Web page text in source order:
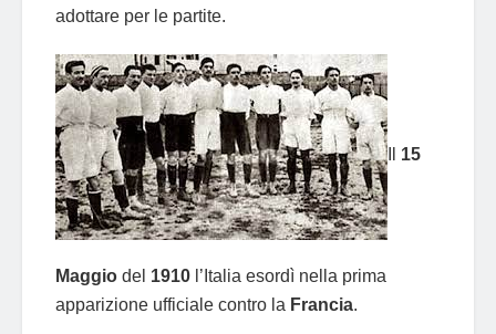
adottare per le partite.
15
Maggio del 1910 l’Italia esordì nella prima
apparizione ufficiale contro la Francia.